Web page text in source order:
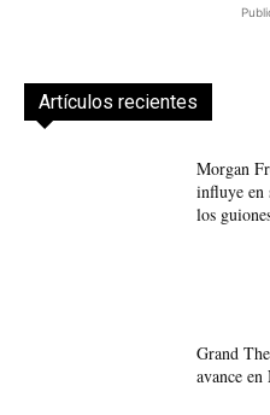
Artículos recientes
Morgan
influye en
los
Grand
avance